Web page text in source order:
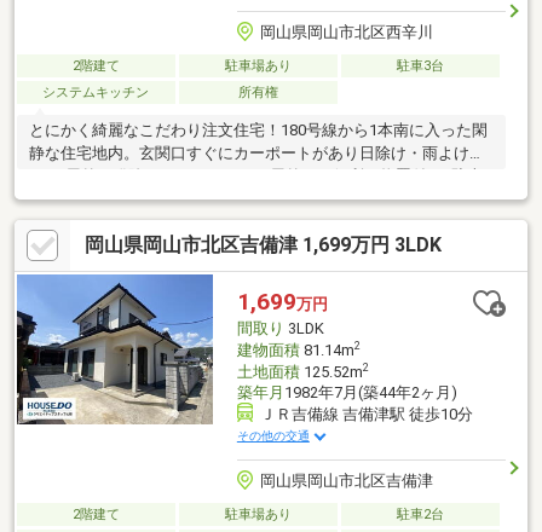
岡山県岡山市北区西辛川
2階建て 駐車場あり
駐車3台
システムキッチン
所有権
とにかく綺麗なこだわり注文住宅！180号線から1本南に入った閑
静な住宅地内。玄関口すぐにカーポートがあり日除け・雨よけ
３台可能♪
岡山県岡山市北区吉備津 1,699万円 3LDK
1,699万円
間取り 3LDK
建物面積81.14m2
土地面積125.52m2
築年月 1982年7月(築44年2ヶ月)
ＪＲ吉備線 吉備津駅 徒歩10分
その他の交通
岡山県岡山市北区吉備津
2階建て 駐車場あり 駐車2台